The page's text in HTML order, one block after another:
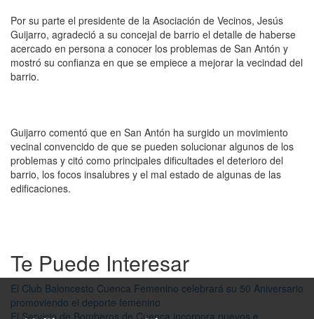
Por su parte el presidente de la Asociación de Vecinos, Jesús
Guijarro, agradeció a su concejal de barrio el detalle de haberse
acercado en persona a conocer los problemas de San Antón y
mostró su confianza en que se empiece a mejorar la vecindad del
barrio.
Guijarro comentó que en San Antón ha surgido un movimiento
vecinal convencido de que se pueden solucionar algunos de los
problemas y citó como principales dificultades el deterioro del
barrio, los focos insalubres y el mal estado de algunas de las
edificaciones.
Te Puede Interesar
El Club Baloncesto Cuenca Femenino celebrará su 50 Aniversario
promoviendo el deporte femenino